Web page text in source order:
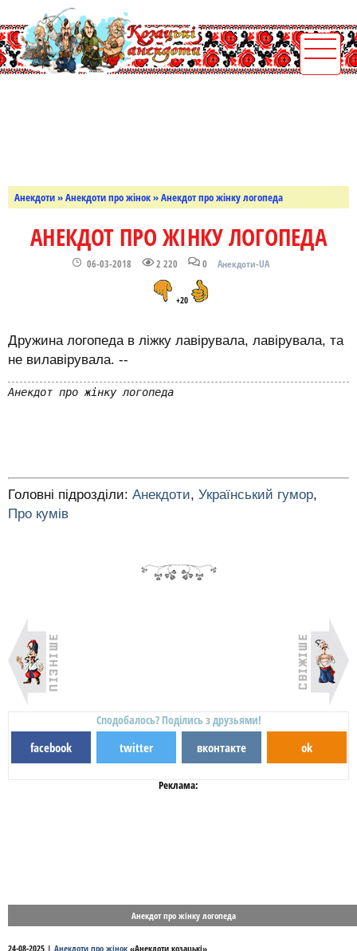
Анекдоти»Анекдоти про жінок» Анекдот про жінку логопеда
АНЕКДОТ ПРО ЖІНКУ ЛОГОПЕДА
06-03-2018 2 220 0 Анекдоти-UA
+20
Дружина логопеда в ліжку лавірувала, лавірувала, та
не вилавірувала. --
Анекдот про жінку логопеда
Головні підрозділи: Анекдоти, Український гумор,
Про кумів
Сподобалось? Поділись з друзьями!
facebook twitter вконтакте ok
Реклама:
Анекдот про жінку логопеда
24-08-2025 | Анекдоти про жінок «Анекдоти козацькі»